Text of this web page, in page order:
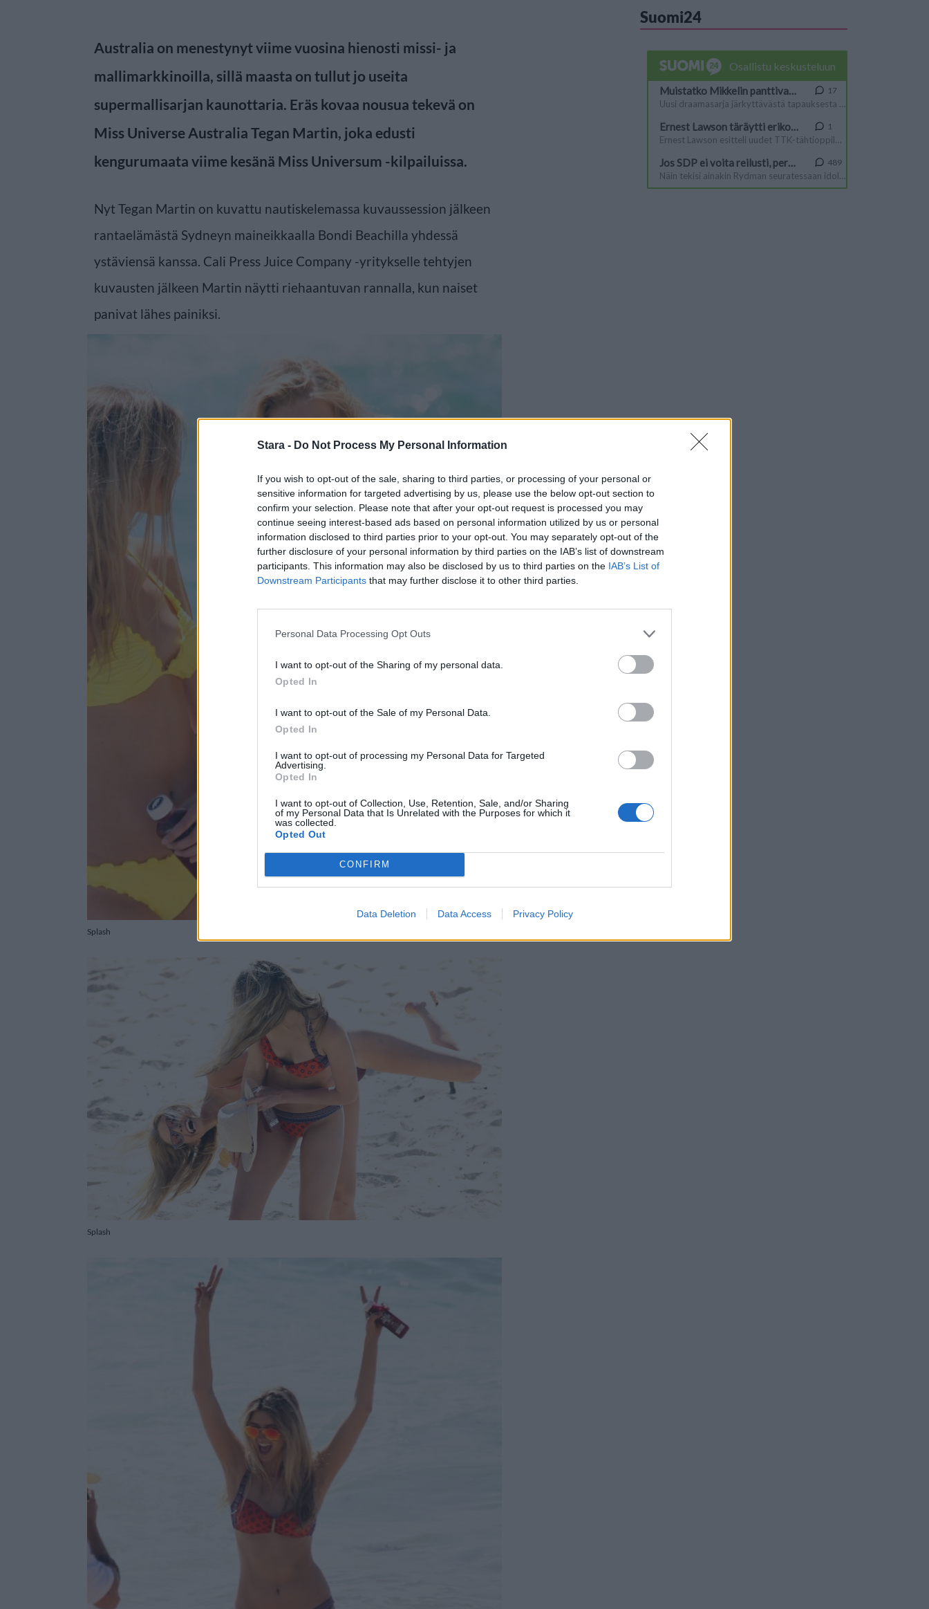
Stara - Do Not Process My Personal Information
If you wish to opt-out of the sale, sharing to third parties, or processing of your personal or
sensitive information for targeted advertising by us, please use the below opt-out section to
confirm your selection. Please note that after your opt-out request is processed you may
continue seeing interest-based ads based on personal information utilized by us or personal
information disclosed to third parties prior to your opt-out. You may separately opt-out of the
further disclosure of your personal information by third parties on the IAB’s list of downstream
participants. This information may also be disclosed by us to third parties on the IAB’s List of
Downstream Participants that may further disclose it to other third parties.
Personal Data Processing Opt Outs
I want to opt-out of the Sharing of my personal data.
Opted In
I want to opt-out of the Sale of my Personal Data.
Opted In
I want to opt-out of processing my Personal Data for Targeted
Advertising.
Opted In
I want to opt-out of Collection, Use, Retention, Sale, and/or Sharing
of my Personal Data that Is Unrelated with the Purposes for which it
was collected.
Opted Out
CONFIRM
Data Deletion Data Access Privacy Policy
Australia on menestynyt viime vuosina hienosti missi- ja
mallimarkkinoilla, sillä maasta on tullut jo useita
supermallisarjan kaunottaria. Eräs kovaa nousua tekevä on
Miss Universe Australia Tegan Martin, joka edusti
kengurumaata viime kesänä Miss Universum -kilpailuissa.
Nyt Tegan Martin on kuvattu nautiskelemassa kuvaussession jälkeen
rantaelämästä Sydneyn maineikkaalla Bondi Beachilla yhdessä
ystäviensä kanssa. Cali Press Juice Company -yritykselle tehtyjen
kuvausten jälkeen Martin näytti riehaantuvan rannalla, kun naiset
panivat lähes painiksi.
Splash
Splash
Suomi24